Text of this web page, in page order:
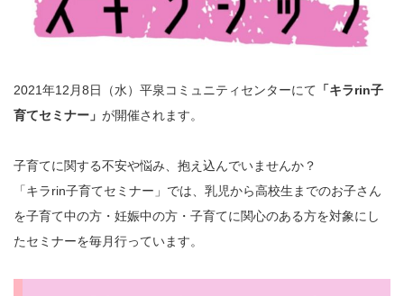
2021年12月8日（水）平泉コミュニティセンターにて 「キラrin子
育てセミナー」 が開催されます。
子育てに関する不安や悩み、抱え込んでいませんか？
「キラrin子育てセミナー」では、乳児から高校生までのお子さん
を子育て中の方・妊娠中の方・子育てに関心のある方を対象にし
たセミナーを毎月行っています。